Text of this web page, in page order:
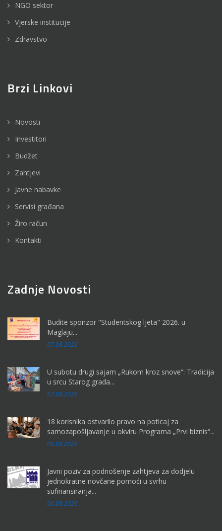
NGO sektor
Vjerske institucije
Zdravstvo
Brzi Linkovi
Novosti
Investitori
Budžet
Zahtjevi
Javne nabavke
Servisi građana
Žiro račun
Kontakti
Zadnje Novosti
Budite sponzor "Studentskog ljeta" 2026. u
Maglaju...
07.08.2026
U subotu drugi sajam „Rukom kroz snove“: Tradicija
u srcu Starog grada...
07.08.2026
18 korisnika ostvarilo pravo na poticaj za
samozapošljavanje u okviru Programa „Prvi biznis“...
06.08.2026
Javni poziv za podnošenje zahtjeva za dodjelu
jednokratne novčane pomoći u svrhu
sufinansiranja...
06.08.2026